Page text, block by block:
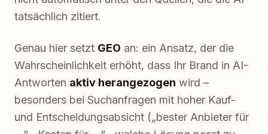
tatsächlich zitiert.
Genau hier setzt GEO an: ein Ansatz, der die
Wahrscheinlichkeit erhöht, dass Ihr Brand in AI-
Antworten aktiv herangezogen wird –
besonders bei Suchanfragen mit hoher Kauf-
und Entscheidungsabsicht („bester Anbieter für